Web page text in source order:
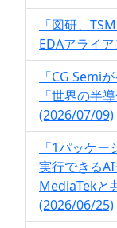
「図研、
EDAアライ
「CG Semi
「世界の半
(2026/07/09)
「1パッケ
実行できる
MediaTekと
(2026/06/25)